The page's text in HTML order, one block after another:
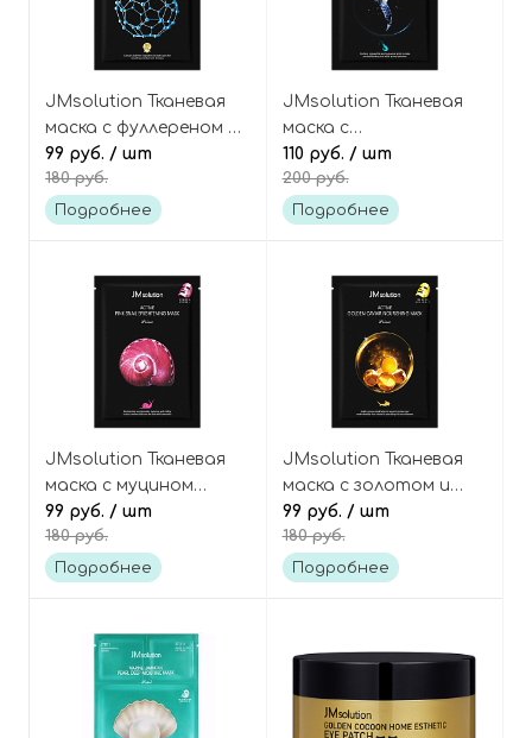
JMsolution Тканевая
маска с фуллереном и
пептидами Glory
aqua fullerene mask
deluxe
99 руб. / шт
180 руб.
Подробнее
JMsolution Тканевая
маска с
астаксантином Active
asthaxanthin age care
mask prime
110 руб. / шт
200 руб.
Подробнее
JMsolution Тканевая
маска с муцином
улитки Active pink
snail brightening mask
prime
99 руб. / шт
180 руб.
Подробнее
JMsolution Тканевая
маска с золотом и
икрой Active Golden
caviar nourishing mask
99 руб. / шт
180 руб.
Подробнее